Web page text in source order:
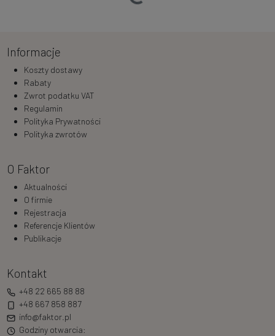
Informacje
Koszty dostawy
Rabaty
Zwrot podatku VAT
Regulamin
Polityka Prywatności
Polityka zwrotów
O Faktor
Aktualności
O firmie
Rejestracja
Referencje Klientów
Publikacje
Kontakt
+48 22 665 88 88
+48 667 858 887
info@faktor.pl
Godziny otwarcia: